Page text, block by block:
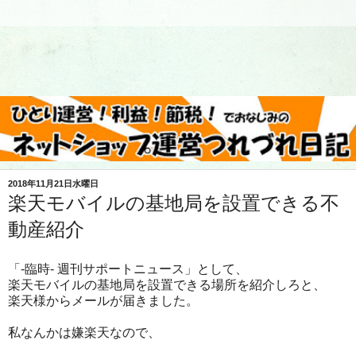
2018年11月21日水曜日
楽天モバイルの基地局を設置できる不
動産紹介
「-臨時- 週刊サポートニュース」として、
楽天モバイルの基地局を設置できる場所を紹介しろと、
楽天様からメールが届きました。
私なんかは嫌楽天なので、